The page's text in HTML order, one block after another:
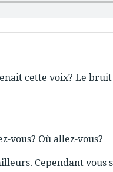
cette voix? Le
vous? Où allez-vous?
Cependant